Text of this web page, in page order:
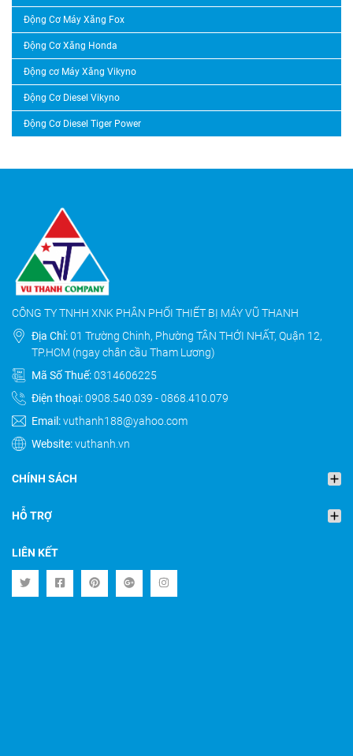
Động Cơ Máy Xăng Fox
Động Cơ Xăng Honda
Động cơ Máy Xăng Vikyno
Động Cơ Diesel Vikyno
Động Cơ Diesel Tiger Power
CÔNG TY TNHH XNK PHÂN PHỐI THIẾT BỊ MÁY VŨ THANH
Địa Chỉ:01 Trường Chinh, Phường TÂN THỚI NHẤT, Quận 12,
TP.HCM (ngay chân cầu Tham Lương)
Mã Số Thuế:0314606225
Điện thoại:0908.540.039 -0868.410.079
Email:vuthanh188@yahoo.com
Website:vuthanh.vn
CHÍNH SÁCH
HỖ TRỢ
LIÊN KẾT